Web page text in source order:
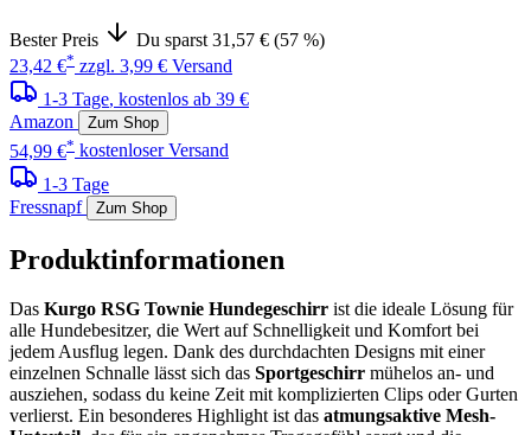
Bester Preis
Du sparst 31,57 € (57 %)
23,42 €* zzgl. 3,99 € Versand
1-3 Tage, kostenlos ab 39 €
Amazon
Zum Shop
54,99 €* kostenloser Versand
1-3 Tage
Fressnapf
Zum Shop
Produktinformationen
Das Kurgo RSG Townie Hundegeschirr ist die ideale Lösung für
alle Hundebesitzer, die Wert auf Schnelligkeit und Komfort bei
jedem Ausflug legen. Dank des durchdachten Designs mit einer
einzelnen Schnalle lässt sich das Sportgeschirr mühelos an- und
ausziehen, sodass du keine Zeit mit komplizierten Clips oder Gurten
verlierst. Ein besonderes Highlight ist das atmungsaktive Mesh-